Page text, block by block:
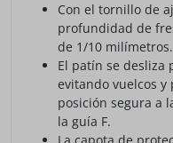
Con el tornillo de
profundidad de
de 1/10 milímetros.
El patín se desliza
evitando vuelcos
posición segura a
la guía F.